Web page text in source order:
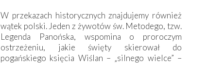
W przekazach historycznych znajdujemy również
wątek polski. Jeden z żywotów św. Metodego, tzw.
Legenda Panońska, wspomina o proroczym
ostrzeżeniu, jakie święty skierował do
pogańskiego księcia Wiślan – „silnego wielce” –